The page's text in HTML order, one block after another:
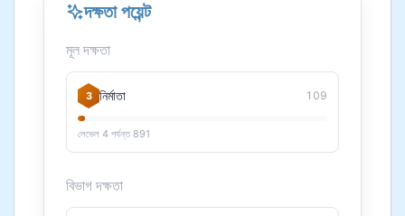
দক্ষতা পয়েন্ট
মূল দক্ষতা
3 নির্মাতা 109
লেভেল 4 পর্যন্ত 891
বিভাগ দক্ষতা